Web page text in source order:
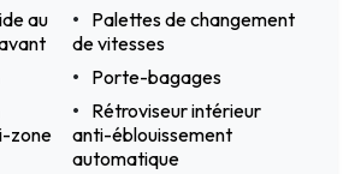
au
Palettes de changement
de vitesses
Porte-bagages
zone
Rétroviseur intérieur
anti-éblouissement
automatique